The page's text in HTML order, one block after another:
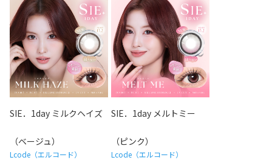
SIE．1day ミルクヘイズ
（ベージュ）
Lcode（エルコード）
SIE．1day メルトミー
（ピンク）
Lcode（エルコード）